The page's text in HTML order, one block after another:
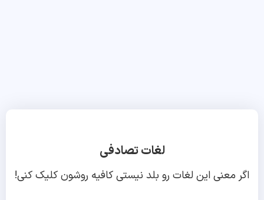
لغات تصادفی
اگر معنی این لغات رو بلد نیستی کافیه روشون کلیک کنی!